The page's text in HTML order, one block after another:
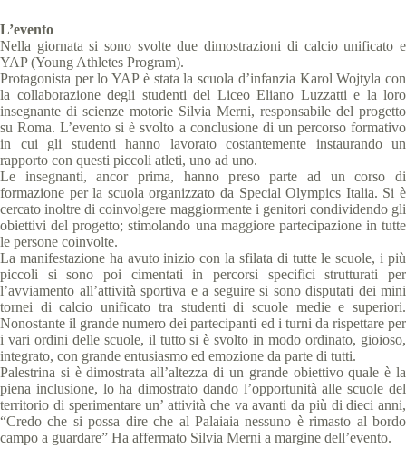
L’evento
Nella giornata si sono svolte due dimostrazioni di calcio unificato e
YAP (Young Athletes Program).
Protagonista per lo YAP è stata la scuola d’infanzia Karol Wojtyla con
la collaborazione degli studenti del Liceo Eliano Luzzatti e la loro
insegnante di scienze motorie Silvia Merni, responsabile del progetto
su Roma. L’evento si è svolto a conclusione di un percorso formativo
in cui gli studenti hanno lavorato costantemente instaurando un
rapporto con questi piccoli atleti, uno ad uno.
Le insegnanti, ancor prima, hanno preso parte ad un corso di
formazione per la scuola organizzato da Special Olympics Italia. Si è
cercato inoltre di coinvolgere maggiormente i genitori condividendo gli
obiettivi del progetto; stimolando una maggiore partecipazione in tutte
le persone coinvolte.
La manifestazione ha avuto inizio con la sfilata di tutte le scuole, i più
piccoli si sono poi cimentati in percorsi specifici strutturati per
l’avviamento all’attività sportiva e a seguire si sono disputati dei mini
tornei di calcio unificato tra studenti di scuole medie e superiori.
Nonostante il grande numero dei partecipanti ed i turni da rispettare per
i vari ordini delle scuole, il tutto si è svolto in modo ordinato, gioioso,
integrato, con grande entusiasmo ed emozione da parte di tutti.
Palestrina si è dimostrata all’altezza di un grande obiettivo quale è la
piena inclusione, lo ha dimostrato dando l’opportunità alle scuole del
territorio di sperimentare un’ attività che va avanti da più di dieci anni,
“Credo che si possa dire che al Palaiaia nessuno è rimasto al bordo
campo a guardare” Ha affermato Silvia Merni a margine dell’evento.